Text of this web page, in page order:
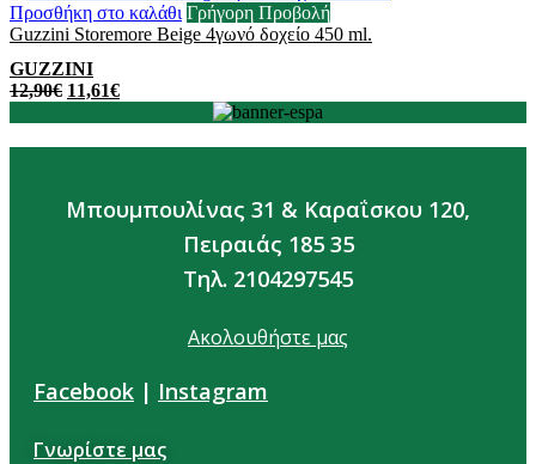
Προσθήκη στο καλάθι Γρήγορη Προβολή
Guzzini Storemore Beige 4γωνό δοχείο 450 ml.
GUZZINI
12,90€ 11,61€
Μπουμπουλίνας 31 & Καραΐσκου 120,
Πειραιάς 185 35
Τηλ. 2104297545
Ακολουθήστε μας
Facebook | Instagram
Γνωρίστε μας